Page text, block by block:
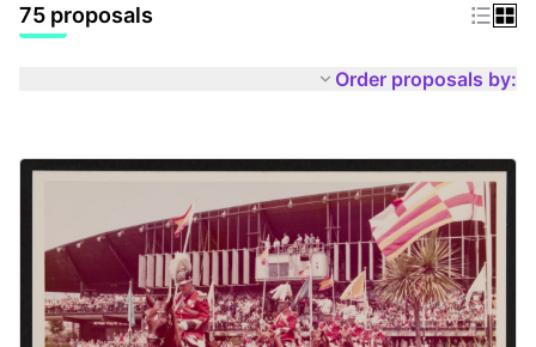
75 proposals
Order proposals by: